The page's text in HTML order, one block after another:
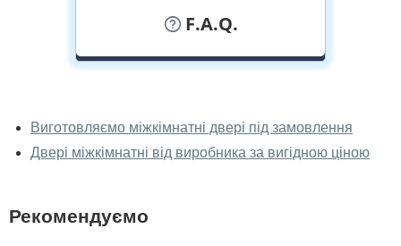
F.A.Q.
двері фаворит наживо?
Так, можна подивитися міжкімнатні двері фаворит у
У вас великий магазин?
Виготовляємо міжкімнатні двері під замовлення
Двері міжкімнатні від виробника за вигідною ціною
Рекомендуємо